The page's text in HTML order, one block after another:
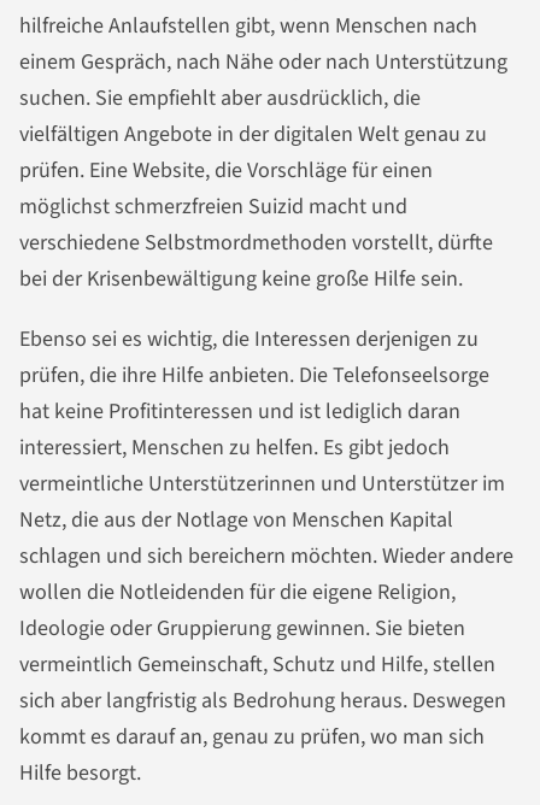
hilfreiche Anlaufstellen gibt, wenn Menschen nach
einem Gespräch, nach Nähe oder nach Unterstützung
suchen. Sie empfiehlt aber ausdrücklich, die
vielfältigen Angebote in der digitalen Welt genau zu
prüfen. Eine Website, die Vorschläge für einen
möglichst schmerzfreien Suizid macht und
verschiedene Selbstmordmethoden vorstellt, dürfte
bei der Krisenbewältigung keine große Hilfe sein.
Ebenso sei es wichtig, die Interessen derjenigen zu
prüfen, die ihre Hilfe anbieten. Die Telefonseelsorge
hat keine Profitinteressen und ist lediglich daran
interessiert, Menschen zu helfen. Es gibt jedoch
vermeintliche Unterstützerinnen und Unterstützer im
Netz, die aus der Notlage von Menschen Kapital
schlagen und sich bereichern möchten. Wieder andere
wollen die Notleidenden für die eigene Religion,
Ideologie oder Gruppierung gewinnen. Sie bieten
vermeintlich Gemeinschaft, Schutz und Hilfe, stellen
sich aber langfristig als Bedrohung heraus. Deswegen
kommt es darauf an, genau zu prüfen, wo man sich
Hilfe besorgt.